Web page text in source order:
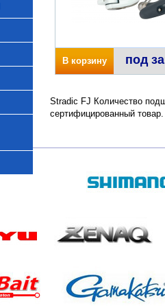
В корзину под
Stradic FJ Количество
сертифицированный товар.